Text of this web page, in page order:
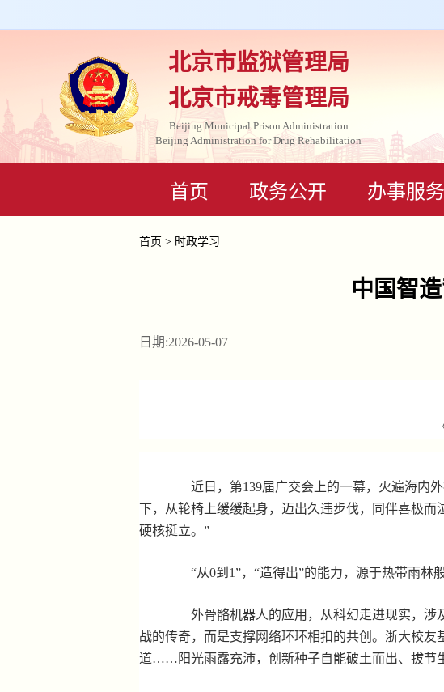
北京市监狱管理局
北京市戒毒管理局
Beijing Municipal Prison Administration
Beijing Administration for Drug Rehabilitation
首页 政务公开 办事服务
首页 > 时政学习
中国智
日期:2026-05-07
近日，第139届广交会上的一幕，火遍海内外
下，从轮椅上缓缓起身，迈出久违步伐，同伴喜极
硬核挺立。”
“从0到1”，“造得出”的能力，源于热带雨林般
外骨骼机器人的应用，从科幻走进现实，涉
战的传奇，而是支撑网络环环相扣的共创。浙大校
道……阳光雨露充沛，创新种子自能破土而出、拔节